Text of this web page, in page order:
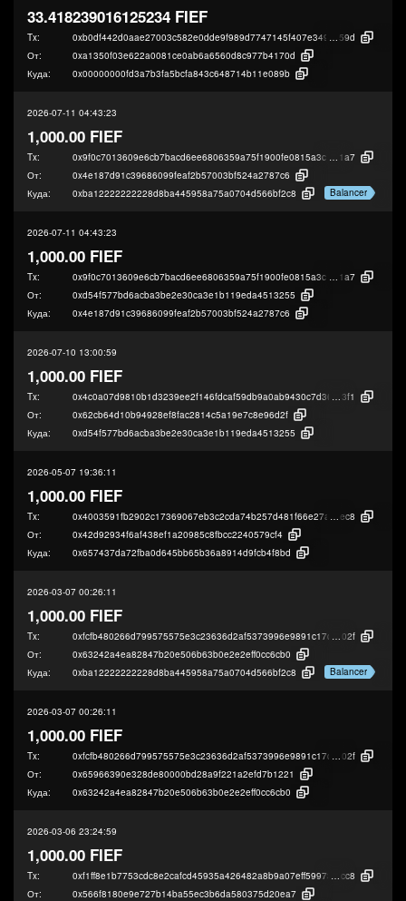
33.418239016125234 FIEF
Tx: 0xb0df442d0aae27003c582e0dde9f989d7747145f407e34980c429047cacd0
59d
От:
0xa1350f03e622a0081ce0ab6a6560d8c977b4170d
Куда:
0x00000000fd3a7b3fa5bcfa843c648714b11e089b
2026-07-11 04:43:23
1,000.00 FIEF
Tx: 0x9f0c7013609e6cb7bacd6ee6806359a75f1900fe0815a3c39d9078c349948
1a7
От:
0x4e187d91c39686099feaf2b57003bf524a2787c6
Куда:
0xba12222222228d8ba445958a75a0704d566bf2c8 Balancer
2026-07-11 04:43:23
1,000.00 FIEF
Tx: 0x9f0c7013609e6cb7bacd6ee6806359a75f1900fe0815a3c39d9078c349948
1a7
От:
0xd54f577bd6acba3be2e30ca3e1b119eda4513255
Куда:
0x4e187d91c39686099feaf2b57003bf524a2787c6
2026-07-10 13:00:59
1,000.00 FIEF
Tx: 0x4c0a07d9810b1d3239ee2f146fdcaf59db9a0ab9430c7d3622013683ad5fd
3f1
От:
0x62cb64d10b94928ef8fac2814c5a19e7c8e96d2f
Куда:
0xd54f577bd6acba3be2e30ca3e1b119eda4513255
2026-05-07 19:36:11
1,000.00 FIEF
Tx: 0x4003591fb2902c17369067eb3c2cda74b257d481f66e27a8bb6e33a8bb795
ec8
От:
0x42d92934f6af438ef1a20985c8fbcc2240579cf4
Куда:
0x657437da72fba0d645bb65b36a8914d9fcb4f8bd
2026-03-07 00:26:11
1,000.00 FIEF
Tx: 0xfcfb480266d799575575e3c23636d2af5373996e9891c17d6bd0240447dc4
02f
От:
0x63242a4ea82847b20e506b63b0e2e2eff0cc6cb0
Куда:
0xba12222222228d8ba445958a75a0704d566bf2c8 Balancer
2026-03-07 00:26:11
1,000.00 FIEF
Tx: 0xfcfb480266d799575575e3c23636d2af5373996e9891c17d6bd0240447dc4
02f
От:
0x65966390e328de80000bd28a9f221a2efd7b1221
Куда:
0x63242a4ea82847b20e506b63b0e2e2eff0cc6cb0
2026-03-06 23:24:59
1,000.00 FIEF
Tx: 0xf1ff8e1b7753cdc8e2cafcd45935a426482a8b9a07eff59973e2faade96ff
cc8
От:
0x566f8180e9e727b14ba55ec3b6da580375d20ea7